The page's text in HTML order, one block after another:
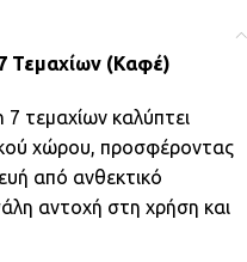
Τεμαχίων (Καφέ)
τεμαχίων καλύπτει
χώρου, προσφέροντας
από ανθεκτικό
αντοχή στη χρήση και